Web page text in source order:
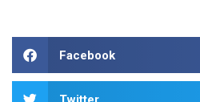
Facebook